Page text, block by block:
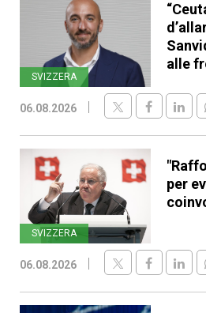
SVIZZERA
alle
06.08.2026
SVIZZERA
per
06.08.2026